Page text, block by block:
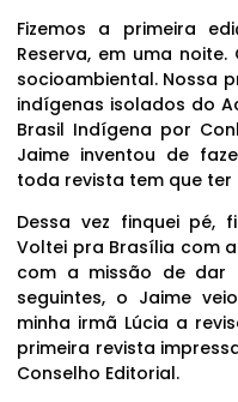
Fizemos a primeira
Reserva, em uma
socioambiental. Nossa
indígenas isolados do
Brasil Indígena por
Jaime inventou de
toda revista tem que ter
Dessa vez finquei pé,
Voltei pra Brasília com
com a missão de dar
seguintes, o Jaime
minha irmã Lúcia a
primeira revista
Conselho Editorial.